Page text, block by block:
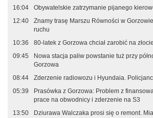
16:04
Obywatelskie zatrzymanie pijanego
12:40
Znamy trasę Marszu Równości w
ruchu
10:36
80-latek z Gorzowa chciał zarobić na
09:45
Nowa stacja paliw powstanie tuż przy
Gorzowa
08:44
Zderzenie radiowozu i Hyundaia.
05:39
Prasówka z Gorzowa: Problem z
prace na obwodnicy i zderzenie na S3
13:50
Dziurawa Walczaka prosi się o remont.